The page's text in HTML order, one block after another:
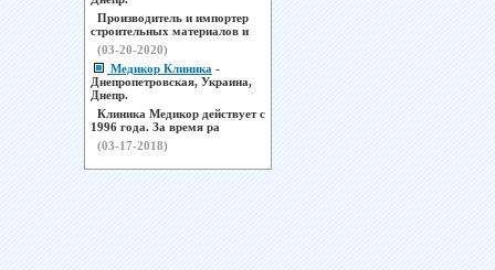
Производитель и импортер
строительных материалов и
(03-20-2020)
Медикор Клиника -
Днепропетровская, Украина,
Днепр.
Клиника Медикор действует с
1996 года. За время ра
(03-17-2018)